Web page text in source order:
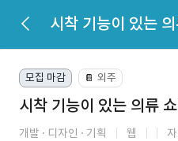
시착 기능이 있는
모집 마감 📔 외주
시착 기능이 있는 의류
개발 디자인 기획 웹